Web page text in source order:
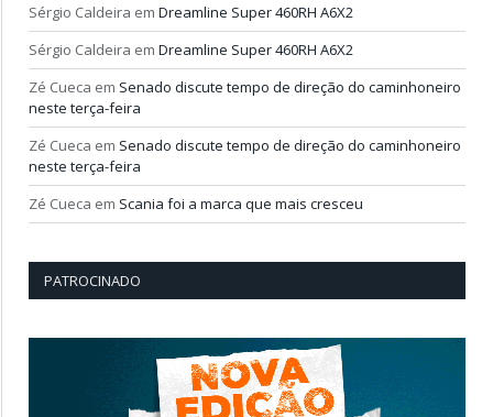
Sérgio Caldeira em Dreamline Super 460RH A6X2
Sérgio Caldeira em Dreamline Super 460RH A6X2
Zé Cueca em Senado discute tempo de direção do caminhoneiro
neste terça-feira
Zé Cueca em Senado discute tempo de direção do caminhoneiro
neste terça-feira
Zé Cueca em Scania foi a marca que mais cresceu
PATROCINADO